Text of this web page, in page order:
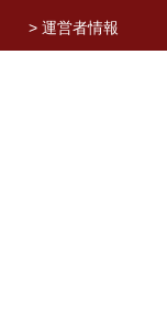
> 運営者情報